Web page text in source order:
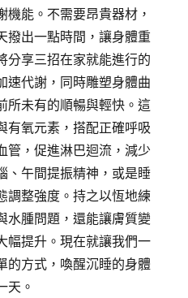
能。不需要昂貴器材，
撥出一點時間，讓身體重
分享三招在家就能進行的
速代謝，同時雕塑身體曲
所未有的順暢與輕快。這
有氧元素，搭配正確呼吸
管，促進淋巴迴流，減少
、午間提振精神，或是睡
調整強度。持之以恆地練
水腫問題，還能讓膚質變
幅提升。現在就讓我們一
的方式，喚醒沉睡的身體
天。